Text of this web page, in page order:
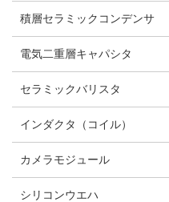
積層セラミックコンデンサ
電気二重層キャパシタ
セラミックバリスタ
インダクタ（コイル）
カメラモジュール
シリコンウエハ